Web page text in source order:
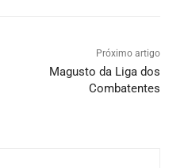
Próximo artigo
Magusto da Liga dos
Combatentes